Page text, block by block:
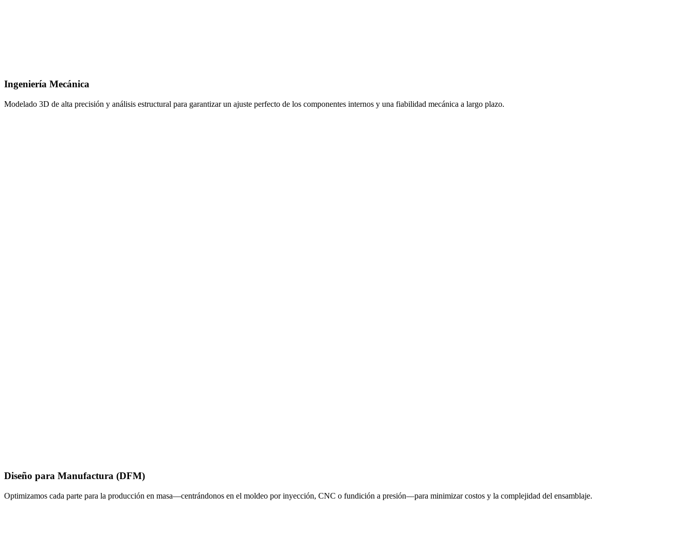
Ingeniería Mecánica
Modelado 3D de alta precisión y análisis estructural para garantizar un ajuste perfecto de los componentes internos y una fiabilidad mecánica a largo plazo.
Diseño para Manufactura (DFM)
Optimizamos cada parte para la producción en masa—centrándonos en el moldeo por inyección, CNC o fundición a presión—para minimizar costos y la complejidad del ensamblaje.